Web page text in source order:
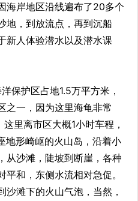
海岸地区沿线遍布了20多个
地，到放流点，再到沉船
新人体验潜水以及潜水课
保护区占地1.5万平方米，
之一，因为这里海龟非常
里离市区大概1小时车程，
地形崎岖的火山岛，沿着小
从沙滩，陡坡到断崖，各种
和，东侧水流相对急促。
滩下的火山气泡，当然，